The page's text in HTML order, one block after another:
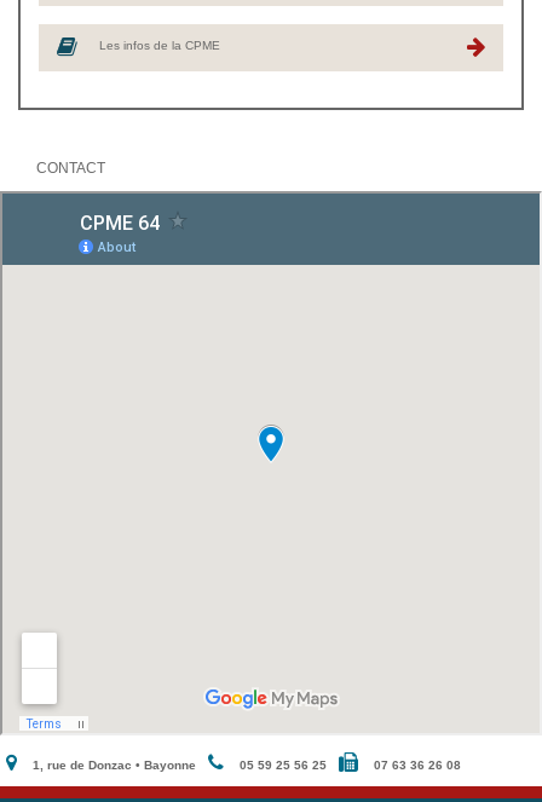
Les infos de la CPME
CONTACT
1, rue de Donzac • Bayonne 05 59 25 56 25 07 63 36 26 08